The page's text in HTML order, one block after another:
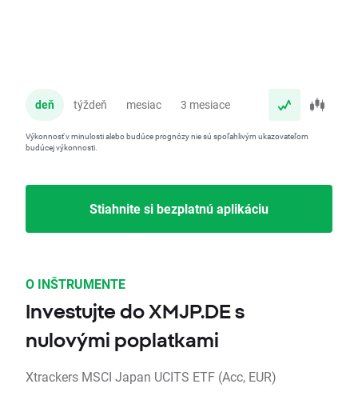
deň týždeň mesiac 3 mesiace
Výkonnosť v minulosti alebo budúce prognózy nie sú spoľahlivým ukazovateľom
budúcej výkonnosti.
Stiahnite si bezplatnú aplikáciu
O INŠTRUMENTE
Investujte do XMJP.DE s
nulovými poplatkami
Xtrackers MSCI Japan UCITS ETF (Acc, EUR)